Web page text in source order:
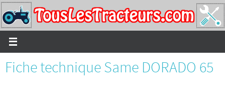
Passer
vers
le
contenu
Fiche technique Same DORADO 65